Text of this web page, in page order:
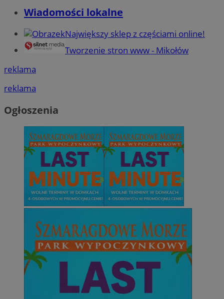
Wiadomości lokalne
Największy sklep z częściami online!
Tworzenie stron www - Mikołów
reklama
reklama
Ogłoszenia